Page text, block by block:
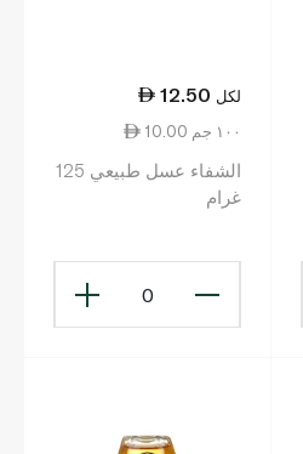
12.50 لكل
10.00 ١٠٠ جم
الشفاء عسل طبيعي 125
غرام
0